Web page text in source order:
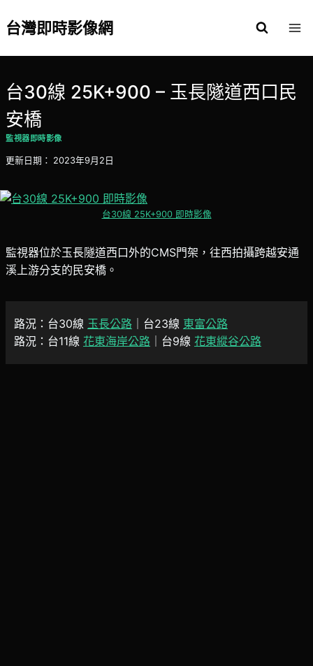
to台灣即時影像網
台30線 25K+900 – 玉長隧道西口民
安橋
監視器即時影像
更新日期： 2023年9月2日
台30線 25K+900 即時影像
監視器位於玉長隧道西口外的CMS門架，往西拍攝跨越安通
溪上游分支的民安橋。
路況：台30線 玉長公路 ｜台23線 東富公路
路況：台11線 花東海岸公路 ｜台9線 花東縱谷公路